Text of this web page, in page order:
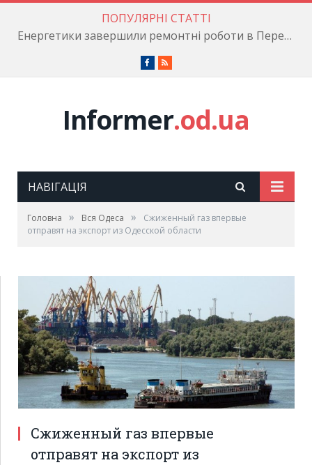
ПОПУЛЯРНІ СТАТТІ
Енергетики завершили ремонтні роботи в Пересипському районі
Facebook
RSS
Informer.od.ua
НАВІГАЦІЯ
Головна » Вся Одеса »
Сжиженный газ впервые
отправят на экспорт из Одесской области
Сжиженный газ впервые
отправят на экспорт из